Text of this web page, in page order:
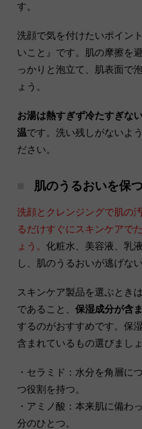
す。
洗顔で気を付けたいポイン
いこと』です。肌の摩擦を
っかりと泡立て、肌表面で
ょう。
お湯は熱すぎず冷たすぎな
温です。洗い残しがないよ
ださい。
肌のうるおいを保つ
洗顔とクレンジングで肌の
るだけすぐにスキンケアで
ょう。 化粧水、美容液、乳
し、肌のうるおいが逃げな
スキンケア製品を選ぶとき
であること、 保湿成分が含
するのがおすすめです。保
含まれているもの選びましょ
・セラミド：水分を角層に
つ役割を持つ。
・アミノ酸：本来肌に備わ
分のひとつ。